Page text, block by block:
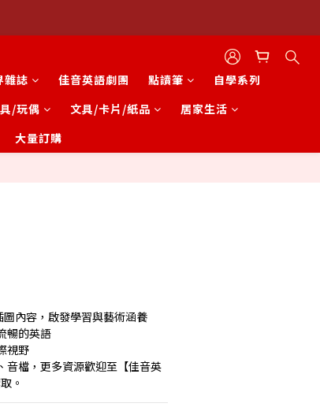
雜誌 佳音英語劇團 點讀筆
自學系列
/玩偶 文具/卡片/紙品
居家生活
大量訂購
內容，啟發學習與藝術涵養
暢的英語
視野
檔，更多資源歡迎至【佳音英
。